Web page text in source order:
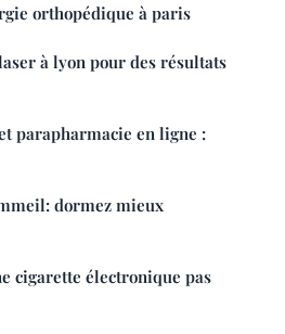
orthopédique à paris
à lyon pour des résultats
parapharmacie en ligne :
dormez mieux
cigarette électronique pas